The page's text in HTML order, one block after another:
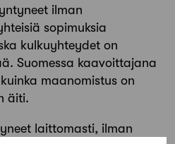
ilman
sopimuksia
kulkuyhteydet on
Suomessa kaavoittajana
maanomistus on
äiti.
laittomasti, ilman